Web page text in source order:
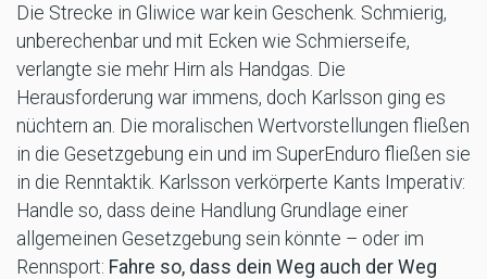
Die Strecke in Gliwice war kein Geschenk. Schmierig,
unberechenbar und mit Ecken wie Schmierseife,
verlangte sie mehr Hirn als Handgas. Die
Herausforderung war immens, doch Karlsson ging es
nüchtern an. Die moralischen Wertvorstellungen fließen
in die Gesetzgebung ein und im SuperEnduro fließen sie
in die Renntaktik. Karlsson verkörperte Kants Imperativ:
Handle so, dass deine Handlung Grundlage einer
allgemeinen Gesetzgebung sein könnte – oder im
Rennsport: Fahre so, dass dein Weg auch der Weg